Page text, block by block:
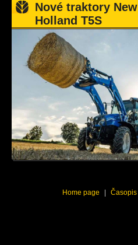
Nové traktory New
Holland T5S
Home page Časopis